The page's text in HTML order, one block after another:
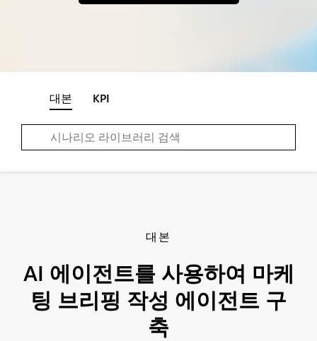
대본 KPI
대본
AI 에이전트를 사용하여 마케
팅 브리핑 작성 에이전트 구
축